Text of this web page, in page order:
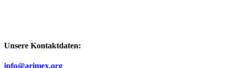
Unsere Kontaktdaten:
info@arimex.org